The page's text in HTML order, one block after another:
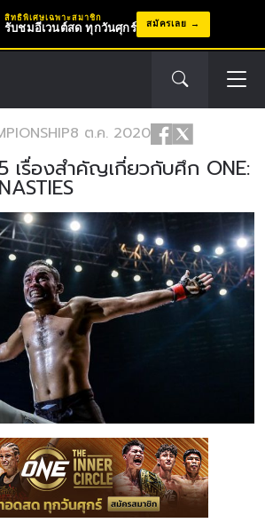
สิทธิพิเศษเฉพาะสมาชิก
รับชมอีเวนต์สด ทุกวันศุกร์ สมัครเลย
8 ต.ค. 2020
เรื่องสำคัญเกี่ยวกับศึก ONE: